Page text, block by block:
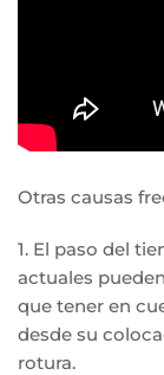
Otras causas
1. El paso del
actuales
que tener en
desde su
rotura.